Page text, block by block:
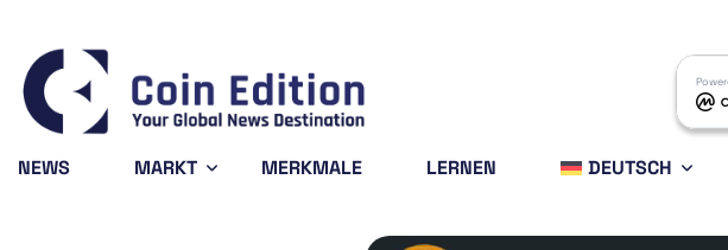
$0.197607
-1.13%
Solana $76.25
1.97%
Shiba
SHIB
NEWS MARKT MERKMALE LERNEN DEUTSCH